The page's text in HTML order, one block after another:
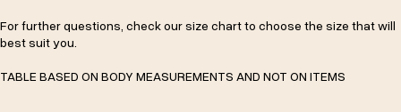
For further questions, check our size chart to choose the size that will
best suit you.
TABLE BASED ON BODY MEASUREMENTS AND NOT ON ITEMS